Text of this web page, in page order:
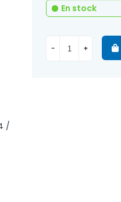
/
En stock
- +